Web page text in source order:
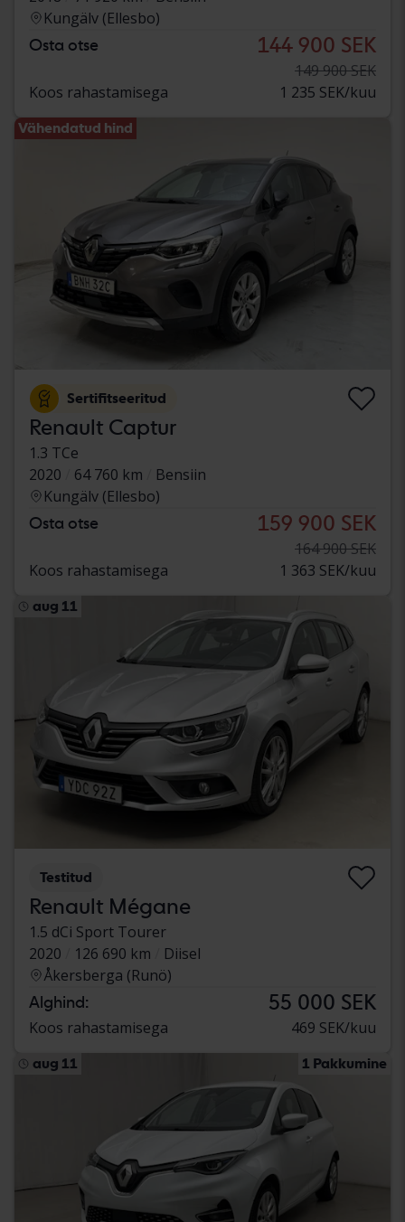
Kungälv (Ellesbo)
Osta otse 144 900 SEK
149 900 SEK
Koos rahastamisega
1 235 SEK/kuu
Vähendatud hind
Sertifitseeritud
Renault Captur
1.3 TCe
2020
64 760 km
Bensiin
Kungälv (Ellesbo)
Osta otse 159 900 SEK
164 900 SEK
Koos rahastamisega
1 363 SEK/kuu
aug 11
Testitud
Renault Mégane
1.5 dCi Sport Tourer
2020
126 690 km
Diisel
Åkersberga (Runö)
Alghind: 55 000 SEK
Koos rahastamisega 469 SEK/kuu
aug 11 1 Pakkumine